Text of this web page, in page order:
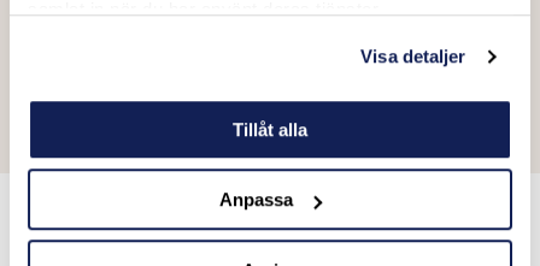
Visa detaljer
Tillåt alla
Anpassa
Upplev en provning på en av våra utvalda barer eller låt
en ginexpert komma till er.
En smakresa att minnas